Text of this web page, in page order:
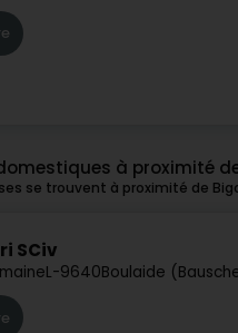
à proximité
se trouvent à proximité de
SCiv
L-9640Boulaide